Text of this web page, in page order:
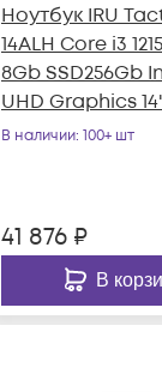
Ноутбук IRU
14ALH Core i3
8Gb SSD256Gb
UHD Graphics
FHD (1920x1080)
В наличии: 100+ шт
41 876₽
В